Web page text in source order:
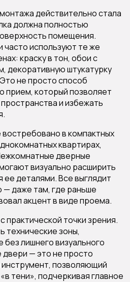
действительно стала
должна полностью
помещения.
используют те же
краску в тон, обои с
декоративную штукатурку
не просто способ
прием, который позволяет
и избежать
в компактных
квартирах,
дверные
визуально расширить
ее деталями. Все выглядит
— даже там, где раньше
акцент в виде проема.
практической точки зрения.
технические зоны,
лишнего визуального
— это не просто
позволяющий
тени», подчеркивая главное